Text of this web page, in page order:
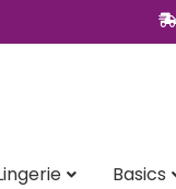
Basics